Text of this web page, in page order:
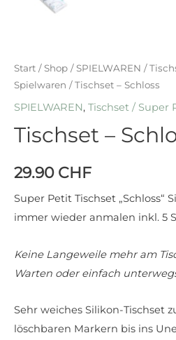
Start /Shop /SPIELWAREN /
Spielwaren / Tischset – Schloss
SPIELWAREN, Tischset / Super
Tischset –
29.90 CHF
Super Petit Tischset „Schloss“
immer wieder anmalen inkl. 5
Keine Langeweile mehr am
Warten oder einfach
Sehr weiches Silikon-Tischset
löschbaren Markern bis ins